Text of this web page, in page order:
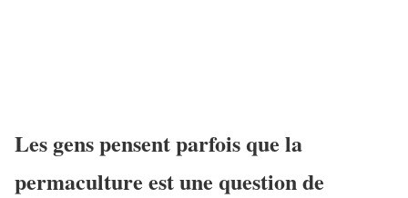
Les gens pensent parfois que la
permaculture est une question de